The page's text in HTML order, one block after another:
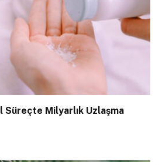
Süreçte Milyarlık Uzlaşma